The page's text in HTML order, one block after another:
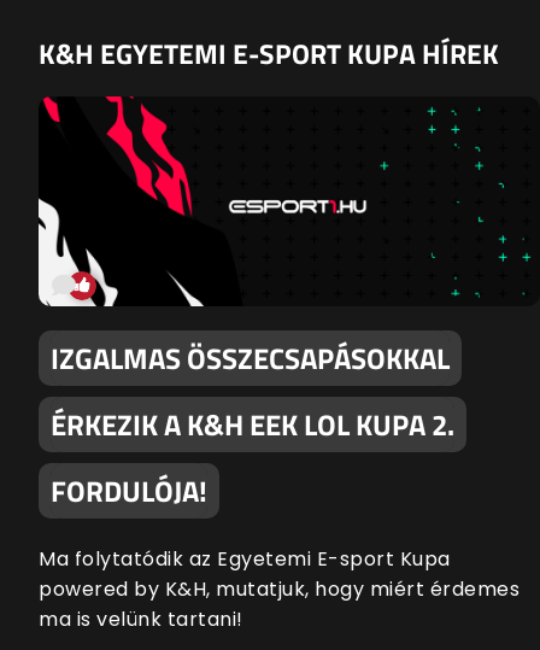
K&H EGYETEMI E-SPORT KUPA HÍREK
IZGALMAS ÖSSZECSAPÁSOKKAL
ÉRKEZIK A K&H EEK LOL KUPA 2.
FORDULÓJA!
Ma folytatódik az Egyetemi E-sport Kupa
powered by K&H, mutatjuk, hogy miért érdemes
ma is velünk tartani!